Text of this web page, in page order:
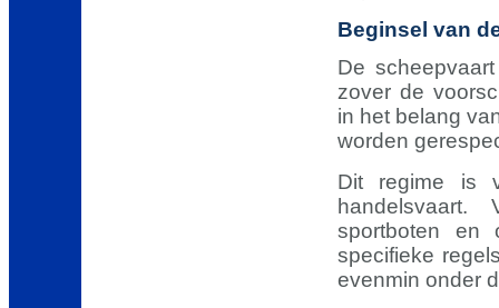
Beginsel van
De
zover de
in het belang
worden
Dit regime is
handelsvaart.
sportboten en
specifieke
evenmin onder